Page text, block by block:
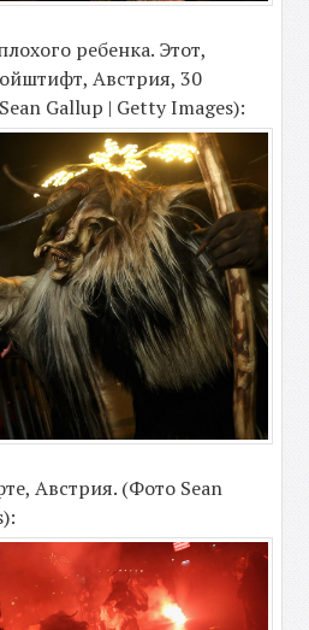
ребенка. Этот,
Австрия, 30
Gallup | Getty Images):
Австрия. (Фото Sean